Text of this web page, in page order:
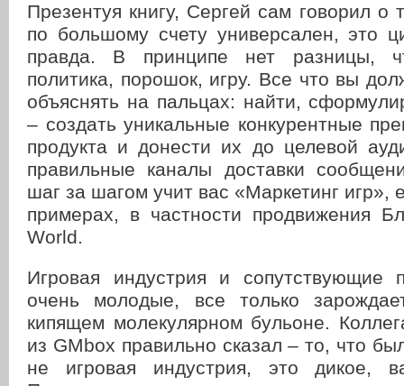
Презентуя книгу, Сергей сам говорил о
по большому счету универсален, это
правда. В принципе нет разницы,
политика, порошок, игру. Все что вы
объяснять на пальцах: найти,
– создать уникальные конкурентные
продукта и донести их до целевой
правильные каналы доставки
шаг за шагом учит вас «Маркетинг
примерах, в частности продвижения
World.
Игровая индустрия и
очень молодые, все только
кипящем молекулярном бульоне.
из GMbox правильно сказал – то, что
не игровая индустрия, это дикое,